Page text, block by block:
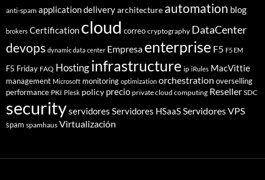
anti-spam application deliveryarchitecture automation blog
brokers Certification cloud correo cryptography DataCenter
devops dynamic data center Empresa enterprise F5 F5 EM
F5 Friday FAQ Hostinginfrastructure ip iRules MacVittie
management Microsoft monitoring optimization orchestration overselling
performance PKI Plesk policy precio private cloud computing Reseller SDC
securityservidores Servidores HSaaSServidores VPS
spam spamhaus Virtualización